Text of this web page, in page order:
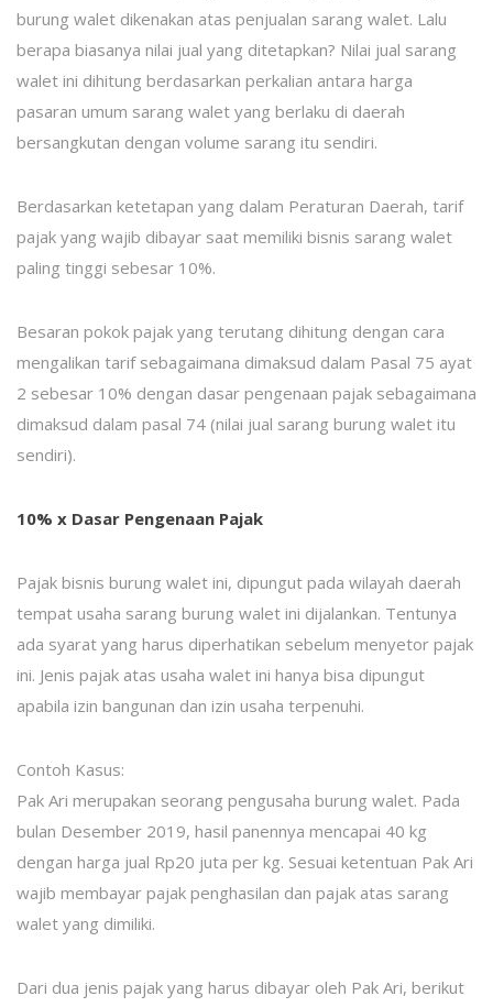
burung walet dikenakan atas penjualan sarang walet. Lalu
berapa biasanya nilai jual yang ditetapkan? Nilai jual sarang
walet ini dihitung berdasarkan perkalian antara harga
pasaran umum sarang walet yang berlaku di daerah
bersangkutan dengan volume sarang itu sendiri.
Berdasarkan ketetapan yang dalam Peraturan Daerah, tarif
pajak yang wajib dibayar saat memiliki bisnis sarang walet
paling tinggi sebesar 10%.
Besaran pokok pajak yang terutang dihitung dengan cara
mengalikan tarif sebagaimana dimaksud dalam Pasal 75 ayat
2 sebesar 10% dengan dasar pengenaan pajak sebagaimana
dimaksud dalam pasal 74 (nilai jual sarang burung walet itu
sendiri).
10% x Dasar Pengenaan Pajak
Pajak bisnis burung walet ini, dipungut pada wilayah daerah
tempat usaha sarang burung walet ini dijalankan. Tentunya
ada syarat yang harus diperhatikan sebelum menyetor pajak
ini. Jenis pajak atas usaha walet ini hanya bisa dipungut
apabila izin bangunan dan izin usaha terpenuhi.
Contoh Kasus:
Pak Ari merupakan seorang pengusaha burung walet. Pada
bulan Desember 2019, hasil panennya mencapai 40 kg
dengan harga jual Rp20 juta per kg. Sesuai ketentuan Pak Ari
wajib membayar pajak penghasilan dan pajak atas sarang
walet yang dimiliki.
Dari dua jenis pajak yang harus dibayar oleh Pak Ari, berikut